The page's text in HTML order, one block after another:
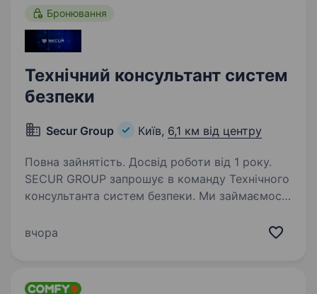
Бронювання
Технічний консультант систем
безпеки
Secur Group Київ, 6,1 км від центру
Повна зайнятість. Досвід роботи від 1 року.
SECUR GROUP запрошує в команду Технічного
консультанта систем безпеки. Ми займаємося
рівень експертизи в даному напрямку один
вчора